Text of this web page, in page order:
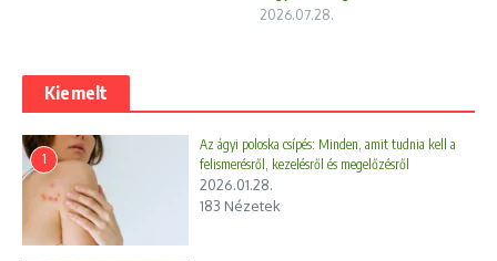
2026.07.28.
Kiemelt
1
Az ágyi poloska csípés: Minden, amit tudnia kell a
felismerésről, kezelésről és megelőzésről
2026.01.28.
183 Nézetek